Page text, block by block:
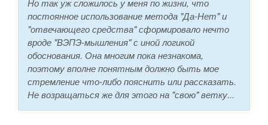
постоянное использование метода "Да-Нет" и
"отвечающего средства" сформировало нечто
вроде "ВЭПЭ-мышления" с иной логикой
обоснования. Она многим пока незнакома,
поэтому вполне понятным должно быть мое
стремление что-либо пояснить или рассказать.
Не возращаться же для этого на "свою" ветку...